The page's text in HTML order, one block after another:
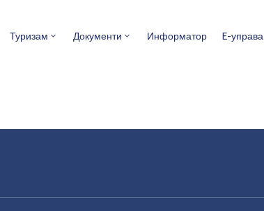
Туризам Документи Информатор E-управа